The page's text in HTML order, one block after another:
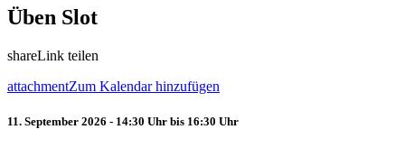
Üben Slot
shareLink teilen
attachmentZum Kalendar hinzufügen
11. September 2026 - 14:30 Uhr bis 16:30 Uhr